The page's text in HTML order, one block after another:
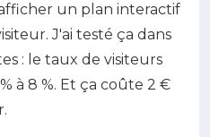
un plan interactif
J'ai testé ça dans
: le taux de visiteurs
à 8 %. Et ça coûte 2 €